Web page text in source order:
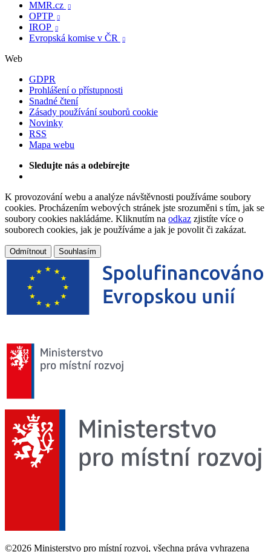
MMR.cz 
OPTP 
IROP 
Evropská komise v ČR 
Web
GDPR
Prohlášení o přístupnosti
Snadné čtení
Zásady používání souborů cookie
Novinky
RSS
Mapa webu
Sledujte nás a odebírejte
K provozování webu a analýze návštěvnosti používáme soubory
cookies. Procházením webových stránek jste srozuměni s tím, jak se
soubory cookies nakládáme. Kliknutím na odkaz zjistíte více o
souborech cookies, jak je používáme a jak je povolit či zakázat.
Odmítnout Souhlasím
©2026 Ministerstvo pro místní rozvoj, všechna práva vyhrazena